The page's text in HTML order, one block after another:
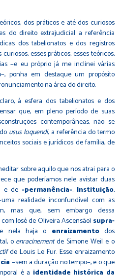
dos práticos e até dos curiosos
do direito extrajudicial a referência
dos tabelionatos e dos registros
esses práticos, esses teóricos,
−e eu próprio já me inclinei várias
ponha em destaque um propósito
na área do direito.
à esfera dos tabelionatos e dos
que, em pleno período de suas
contemporâneas, não se
usus loquendi, a referência do termo
sociais e jurídicos de família, de
sobre aquilo que nos atrai para o
que poderíamos nele avistar duas
e de «permanência». Instituição,
realidade inconfundível com as
mas que, sem embargo dessa
José de Oliveira Ascensão) supra-
nela haja o enraizamentodos
o enracinementde Simone Weil e o
de Louis Le Fur. Esse enraizamento
−sem a duração no tempo−, e o que
é a identidade histórica da